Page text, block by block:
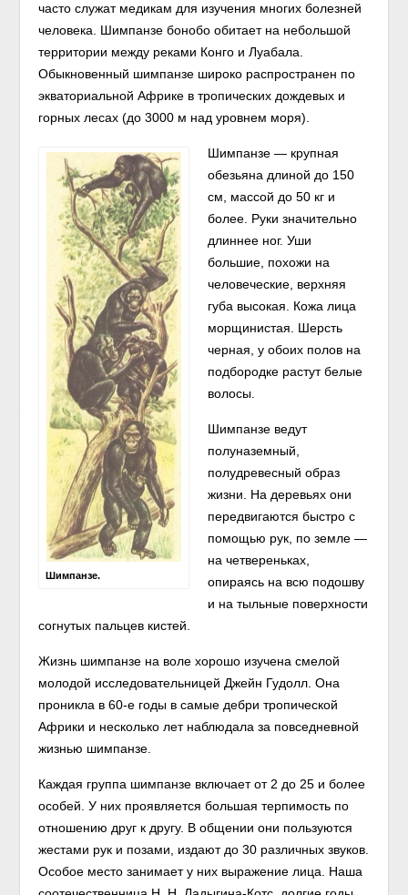
часто служат медикам для изучения многих болезней
человека. Шимпанзе бонобо обитает на небольшой
территории между реками Конго и Луабала.
Обыкновенный шимпанзе широко распространен по
экваториальнойАфрике в тропических дождевых и
горных лесах (до 3000 м над уровнем моря).
Шимпанзе.
Шимпанзе — крупная
обезьяна длиной до 150
см, массой до 50 кг и
более. Руки значительно
длиннее ног. Уши
большие, похожи на
человеческие, верхняя
губа высокая. Кожа лица
морщинистая. Шерсть
черная, у обоих полов на
подбородке растут белые
волосы.
Шимпанзе ведут
полуназемный,
полудревесный образ
жизни. На деревьях они
передвигаются быстро с
помощью рук, по земле —
на четвереньках,
опираясь на всю подошву
и на тыльные поверхности
согнутых пальцев кистей.
Жизнь шимпанзе на воле хорошо изучена смелой
молодой исследовательницей Джейн Гудолл. Она
проникла в 60-е годы в самые дебри тропической
Африки и несколько лет наблюдала за повседневной
жизнью шимпанзе.
Каждая группа шимпанзе включает от 2 до 25 и более
особей. У них проявляется большая терпимость по
отношению друг к другу. В общении они пользуются
жестами рук и позами, издают до 30 различных звуков.
Особое место занимает у них выражение лица. Наша